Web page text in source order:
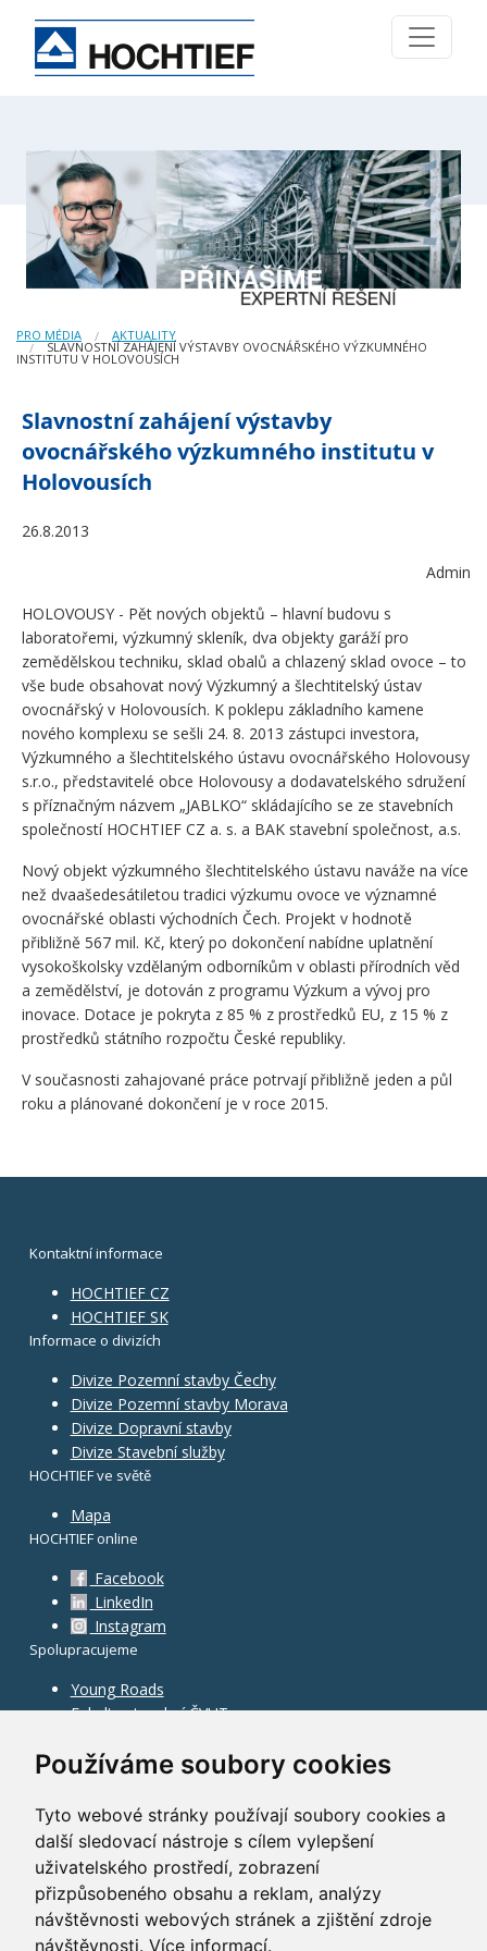
Používáme soubory cookies
Tyto webové stránky používají soubory cookies a
další sledovací nástroje s cílem vylepšení
uživatelského prostředí, zobrazení
přizpůsobeného obsahu a reklam, analýzy
návštěvnosti webových stránek a zjištění zdroje
návštěvnosti. Více informací.
PRO MÉDIA AKTUALITY
SLAVNOSTNÍ ZAHÁJENÍ VÝSTAVBY OVOCNÁŘSKÉHO VÝZKUMNÉHO
INSTITUTU V HOLOVOUSÍCH
Slavnostní zahájení výstavby
ovocnářského výzkumného institutu v
Holovousích
26.8.2013
Admin
HOLOVOUSY - Pět nových objektů – hlavní budovu s
laboratořemi, výzkumný skleník, dva objekty garáží pro
zemědělskou techniku, sklad obalů a chlazený sklad ovoce – to
vše bude obsahovat nový Výzkumný a šlechtitelský ústav
ovocnářský v Holovousích. K poklepu základního kamene
nového komplexu se sešli 24. 8. 2013 zástupci investora,
Výzkumného a šlechtitelského ústavu ovocnářského Holovousy
s.r.o., představitelé obce Holovousy a dodavatelského sdružení
s příznačným názvem „JABLKO“ skládajícího se ze stavebních
společností HOCHTIEF CZ a. s. a BAK stavební společnost, a.s.
Nový objekt výzkumného šlechtitelského ústavu naváže na více
než dvaašedesátiletou tradici výzkumu ovoce ve významné
ovocnářské oblasti východních Čech. Projekt v hodnotě
přibližně 567 mil. Kč, který po dokončení nabídne uplatnění
vysokoškolsky vzdělaným odborníkům v oblasti přírodních věd
a zemědělství, je dotován z programu Výzkum a vývoj pro
inovace. Dotace je pokryta z 85 % z prostředků EU, z 15 % z
prostředků státního rozpočtu České republiky.
V současnosti zahajované práce potrvají přibližně jeden a půl
roku a plánované dokončení je v roce 2015.
Kontaktní informace
HOCHTIEF CZ
HOCHTIEF SK
Informace o divizích
Divize Pozemní stavby Čechy
Divize Pozemní stavby Morava
Divize Dopravní stavby
Divize Stavební služby
HOCHTIEF ve světě
Mapa
HOCHTIEF online
Facebook
LinkedIn
Instagram
Spolupracujeme
Young Roads
Fakulta stavební ČVUT